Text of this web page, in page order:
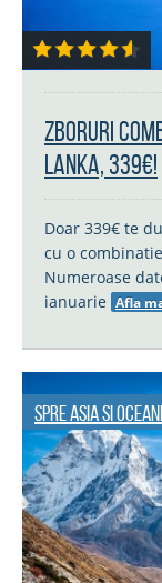
Zboruri
Lanka, 339€!
Doar 339€ te
cu o
Numeroase
ianuarie Afla
Spre Asia si